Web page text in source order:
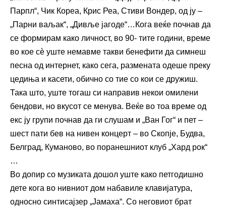
Парпл“, Чик Кореа, Крис Реа, Стиви Вондер, од ју –
„Парни ваљак“, „Дивље јагоде“…Кога веќе почнав да
се формирам како личност, во 90- тите години, време
во кое сѐ уште немавме такви бенефити да симнеш
песна од интернет, како сега, размената одеше преку
цедиња и касети, обично со тие со кои се дружиш.
Така што, уште тогаш си направив некои омилени
бендови, но вкусот се менува. Веќе во тоа време од
екс ју групи почнав да ги слушам и „Ван Гог“ и пет –
шест пати бев на нивен концерт – во Скопје, Будва,
Белград, Куманово, во поранешниот клуб „Хард рок“
…
Во допир со музиката дошол уште како петгодишно
дете кога во нивниот дом набавиле клавијатура,
односно синтисајзер „Јамаха“. Со неговиот брат